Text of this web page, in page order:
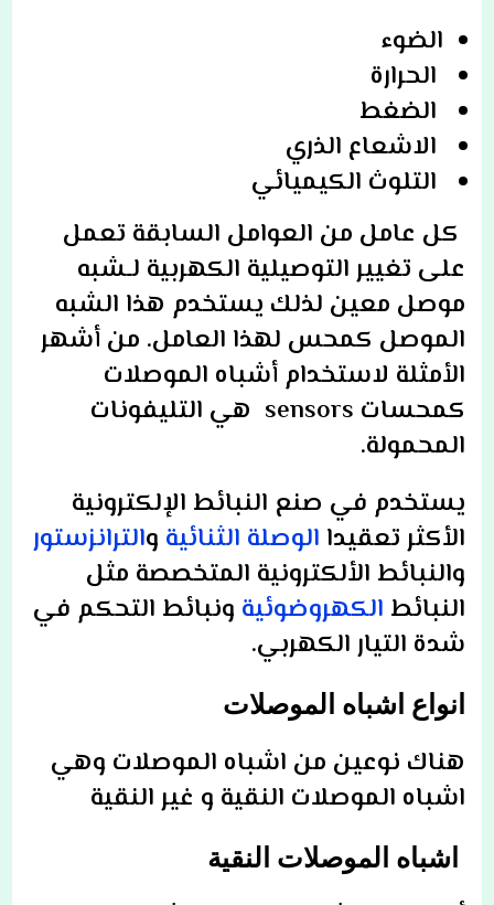
الضوء
الحرارة
الضغط
الاشعاع الذري
التلوث الكيميائي
كل عامل من العوامل السابقة تعمل
على تغيير التوصيلية الكهربية لـشبه
موصل معين لذلك يستخدم هذا الشبه
الموصل كمحس لهذا العامل. من أشهر
الأمثلة لاستخدام أشباه الموصلات
كمحسات sensors هي التليفونات
المحمولة.
يستخدم في صنع النبائط الإلكترونية
الأكثر تعقيدا الوصلة الثنائية والترانزستور
والنبائط الألكترونية المتخصصة مثل
النبائط الكهروضوئية ونبائط التحكم في
شدة التيار الكهربي.
انواع اشباه الموصلات
هناك نوعين من اشباه الموصلات وهي
اشباه الموصلات النقية و غير النقية
اشباه الموصلات النقية